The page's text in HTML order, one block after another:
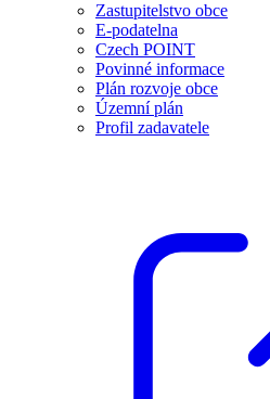
Zastupitelstvo obce
E-podatelna
Czech POINT
Povinné informace
Plán rozvoje obce
Územní plán
Profil zadavatele